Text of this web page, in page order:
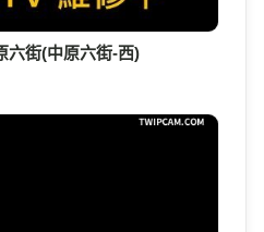
六街(中原六街-西)